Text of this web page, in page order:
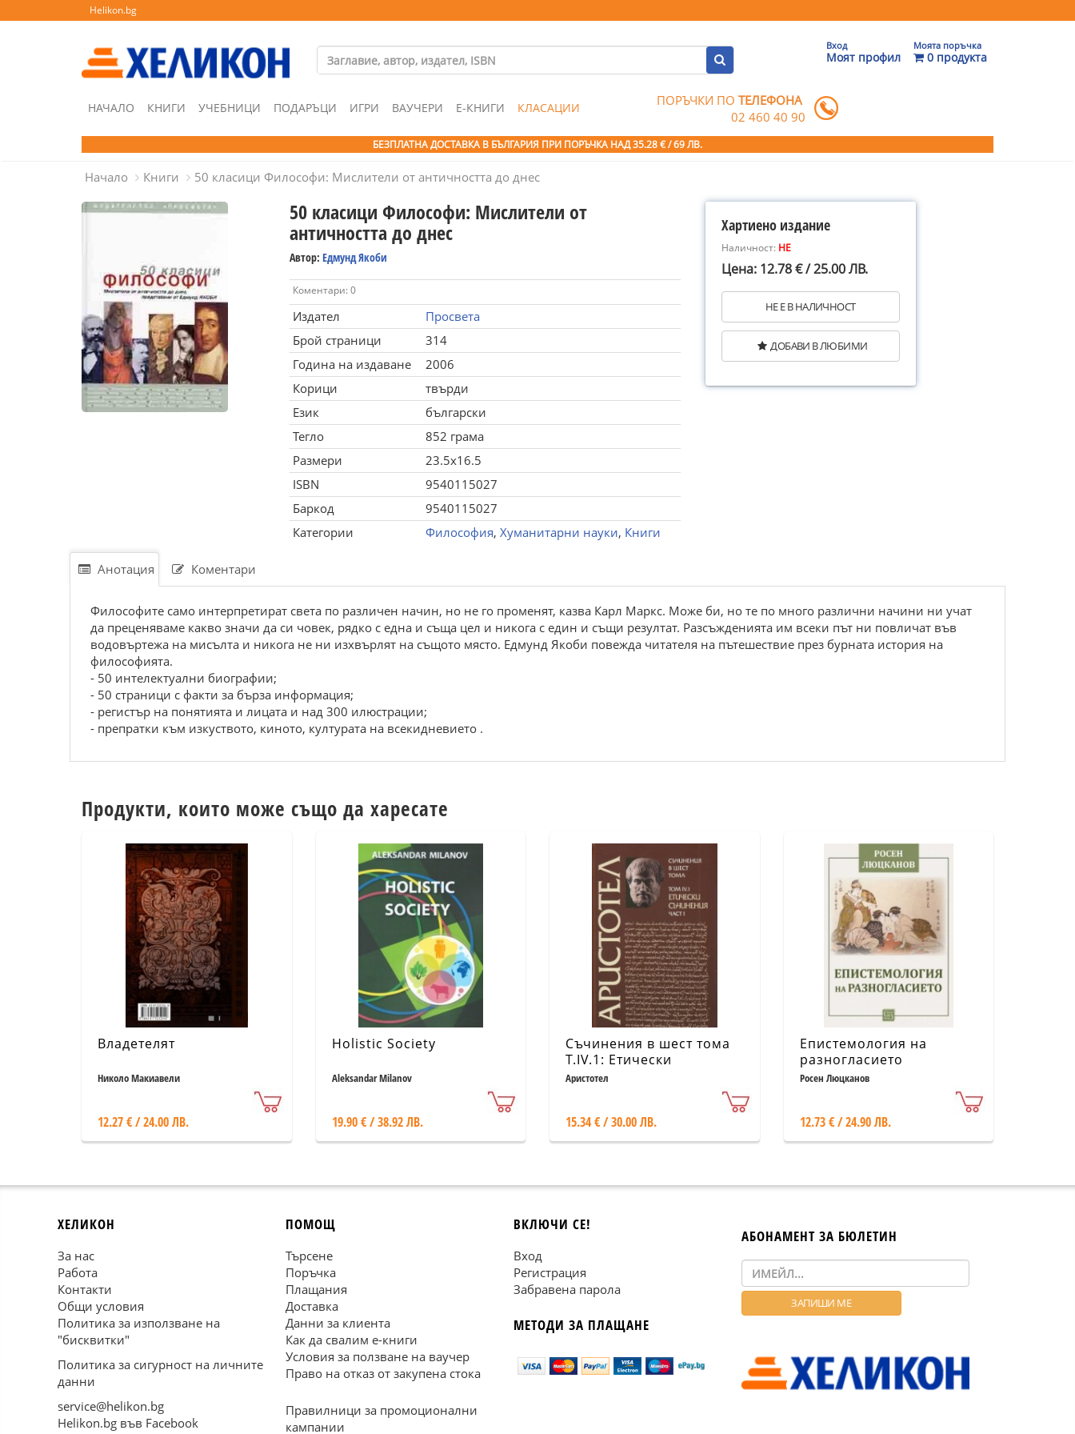
Helikon.bg
Вход
Моят профил
Моята поръчка
0 продукта
НАЧАЛО КНИГИ УЧЕБНИЦИ ПОДАРЪЦИ ИГРИ ВАУЧЕРИ Е-КНИГИ КЛАСАЦИИ ПОРЪЧКИ ПОТЕЛЕФОНА
02 460 40 90
БЕЗПЛАТНА ДОСТАВКА В БЪЛГАРИЯ ПРИ ПОРЪЧКА НАД 35.28 € / 69 ЛВ.
Начало Книги 50 класици Философи: Мислители от античността до днес
50 класици Философи: Мислители от
античността до днес
Автор: Едмунд Якоби
Коментари: 0
Издател
Просвета
Брой страници
314
Година на издаване
2006
Корици
твърди
Език
български
Тегло
852 грама
Размери
23.5x16.5
ISBN
9540115027
Баркод
9540115027
Категории
Философия, Хуманитарни науки, Книги
Хартиено издание
Наличност: НЕ
Цена: 12.78 € / 25.00 ЛВ.
НЕ Е В НАЛИЧНОСТ
ДОБАВИ В ЛЮБИМИ
Анотация Коментари
Философите само интерпретират света по различен начин, но не го променят, казва Карл Маркс. Може би, но те по много различни начини ни учат
да преценяваме какво значи да си човек, рядко с една и съща цел и никога с един и същи резултат. Разсъжденията им всеки път ни повличат във
водовъртежа на мисълта и никога не ни изхвърлят на същото място. Едмунд Якоби повежда читателя на пътешествие през бурната история на
философията.
- 50 интелектуални биографии;
- 50 страници с факти за бърза информация;
- регистър на понятията и лицата и над 300 илюстрации;
- препратки към изкуството, киното, културата на всекидневието .
Продукти, които може също да харесате
Владетелят
Николо Макиавели
12.27 € / 24.00 ЛВ.
Holistic Society
Aleksandar Milanov
19.90 € / 38.92 ЛВ.
Съчинения в шест тома
Т.IV.1: Етически
съчинения Част I
Аристотел
15.34 € / 30.00 ЛВ.
Епистемология на
разногласието
Росен Люцканов
12.73 € / 24.90 ЛВ.
ХЕЛИКОН
За нас
Работа
Контакти
Общи условия
Политика за използване на
"бисквитки"
Политика за сигурност на личните
данни
service@helikon.bg
Helikon.bg във Facebook
ПОМОЩ
Търсене
Поръчка
Плащания
Доставка
Данни за клиента
Как да свалим е-книги
Условия за ползване на ваучер
Право на отказ от закупена стока
Правилници за промоционални
кампании
ВКЛЮЧИ СЕ!
Вход
Регистрация
Забравена парола
МЕТОДИ ЗА ПЛАЩАНЕ
АБОНАМЕНТ ЗА БЮЛЕТИН